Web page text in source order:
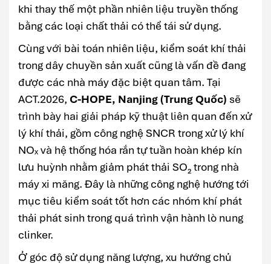
khi thay thế một phần nhiên liệu truyền thống
bằng các loại chất thải có thể tái sử dụng.
Cùng với bài toán nhiên liệu, kiểm soát khí thải
trong dây chuyền sản xuất cũng là vấn đề đang
được các nhà máy đặc biệt quan tâm. Tại
ACT.2026, C-HOPE, Nanjing (Trung Quốc) sẽ
trình bày hai giải pháp kỹ thuật liên quan đến xử
lý khí thải, gồm công nghệ SNCR trong xử lý khí
NOₓ và hệ thống hóa rắn tự tuần hoàn khép kín
lưu huỳnh nhằm giảm phát thải SO₂ trong nhà
máy xi măng. Đây là những công nghệ hướng tới
mục tiêu kiểm soát tốt hơn các nhóm khí phát
thải phát sinh trong quá trình vận hành lò nung
clinker.
Ở góc độ sử dụng năng lượng, xu hướng chủ